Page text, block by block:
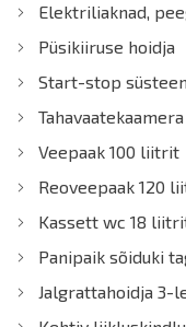
Elektriliaknad,
Püsikiiruse hoidja
Start-stop
Tahavaatekaamera
Veepaak 100 liitrit
Reoveepaak 120
Kassett wc 18
Panipaik sõiduki
Jalgrattahoidja 3-